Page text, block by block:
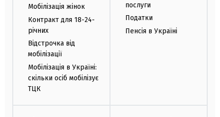
Мобілізація жінок
Контракт для 18-24-
річних
Відстрочка від
мобілізації
Мобілізація в Україні:
скільки осіб мобілізує
ТЦК
послуги
Податки
Пенсія в Україні